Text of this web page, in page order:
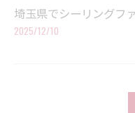
埼玉県でシーリングフ
2025/12/10